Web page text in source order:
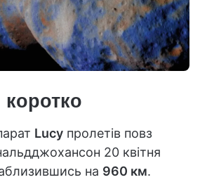
Lucy пролетів повз
20 квітня
на 960 км.